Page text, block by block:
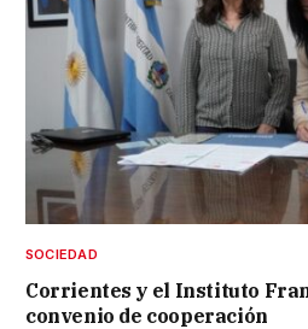
SOCIEDAD
Corrientes y el Instituto
convenio de cooperación